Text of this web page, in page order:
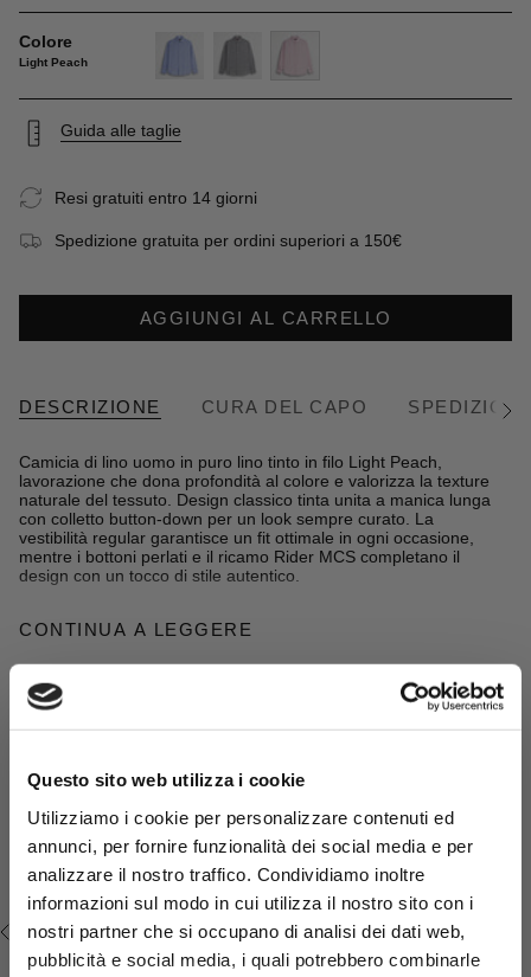
Questo sito web utilizza i cookie
Utilizziamo i cookie per personalizzare contenuti ed
annunci, per fornire funzionalità dei social media e per
analizzare il nostro traffico. Condividiamo inoltre
informazioni sul modo in cui utilizza il nostro sito con i
nostri partner che si occupano di analisi dei dati web,
pubblicità e social media, i quali potrebbero combinarle
Colore
Light Peach
Guida alle taglie
Resi gratuiti entro 14 giorni
Spedizione gratuita per ordini superiori a 150€
AGGIUNGI AL CARRELLO
DESCRIZIONE CURA DEL CAPO
Vedi
Camicia di lino uomo in puro lino tinto in filo Light Peach,
lavorazione che dona profondità al colore e valorizza la texture
naturale del tessuto. Design classico tinta unita a manica lunga
con colletto button-down per un look sempre curato. La
vestibilità regular garantisce un fit ottimale in ogni occasione,
mentre i bottoni perlati e il ricamo Rider MCS completano il
design con un tocco di stile autentico.
Dettagli
- collo button-down
- chiusura con bottoni frontali
- logo MCS ricamato sul petto
14MSH200-02609
CONTINUA A LEGGERE
Completa il look:
€49,50 €99,00
VISTI DI RECENTE
Iscriviti alla newsletter e ottieni
subito il tuo regalo di
benvenuto: uno
15%!